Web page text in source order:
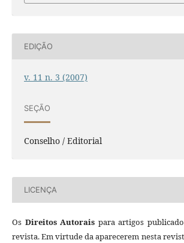
EDIÇÃO
v. 11 n. 3 (2007)
SEÇÃO
Conselho / Editorial
LICENÇA
Os Direitos Autorais para artigos
revista. Em virtude da aparecerem nesta